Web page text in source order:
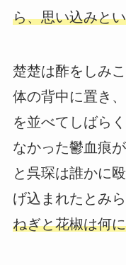
ら、思い込みと
楚楚は酢をしみ
体の背中に置き
を並べてしばら
なかった鬱血痕
と呉琛は誰かに
げ込まれたとみら
ねぎと花椒は何